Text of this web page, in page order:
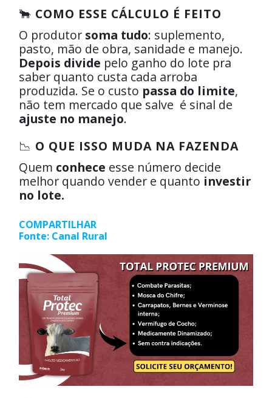
🐂 COMO ESSE CÁLCULO É FEITO
O produtor soma tudo: suplemento,
pasto, mão de obra, sanidade e manejo.
Depois divide pelo ganho do lote pra
saber quanto custa cada arroba
produzida. Se o custo passa do limite,
não tem mercado que salve é sinal de
ajuste no manejo.
📉 O QUE ISSO MUDA NA FAZENDA
Quem conhece esse número decide
melhor quando vender e quanto investir
no lote.
COMPARTILHAR
Fonte: Canal Rural